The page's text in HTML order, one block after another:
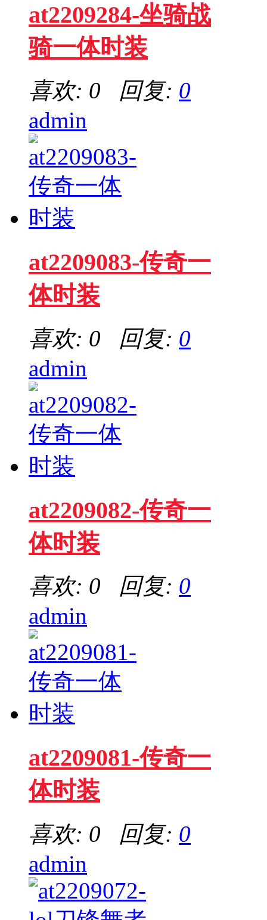
at2209284-坐骑战
骑一体时装
喜欢: 0 回复: 0
admin
at2209083-传奇一
体时装
喜欢: 0 回复: 0
admin
at2209082-传奇一
体时装
喜欢: 0 回复: 0
admin
at2209081-传奇一
体时装
喜欢: 0 回复: 0
admin